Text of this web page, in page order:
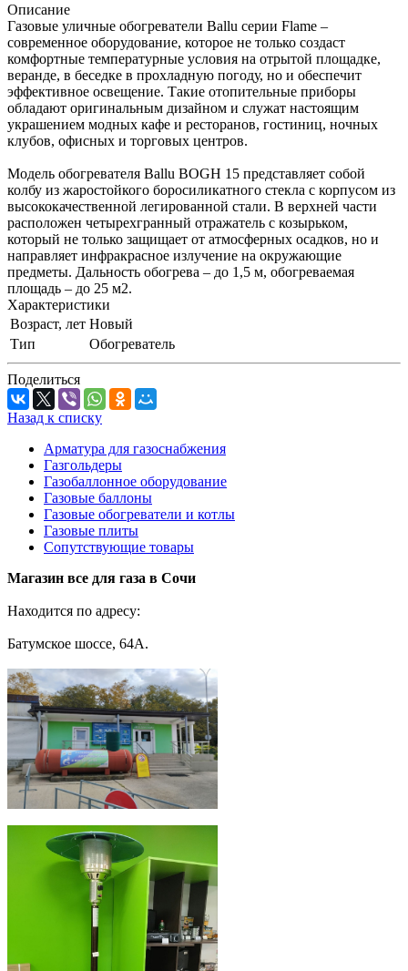
Описание
Газовые уличные обогреватели Ballu серии Flame –
современное оборудование, которое не только создаст
комфортные температурные условия на отрытой площадке,
веранде, в беседке в прохладную погоду, но и обеспечит
эффективное освещение. Такие отопительные приборы
обладают оригинальным дизайном и служат настоящим
украшением модных кафе и ресторанов, гостиниц, ночных
клубов, офисных и торговых центров.
Модель обогревателя Ballu BOGH 15 представляет собой
колбу из жаростойкого боросиликатного стекла с корпусом из
высококачественной легированной стали. В верхней части
расположен четырехгранный отражатель с козырьком,
который не только защищает от атмосферных осадков, но и
направляет инфракрасное излучение на окружающие
предметы. Дальность обогрева – до 1,5 м, обогреваемая
площадь – до 25 м2.
Характеристики
Возраст, лет Новый
Тип
Обогреватель
Поделиться
Назад к списку
Арматура для газоснабжения
Газгольдеры
Газобаллонное оборудование
Газовые баллоны
Газовые обогреватели и котлы
Газовые плиты
Сопутствующие товары
Магазин все для газа в Сочи
Находится по адресу:
Батумское шоссе, 64А.